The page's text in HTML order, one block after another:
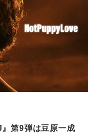
第9弾は豆原一成